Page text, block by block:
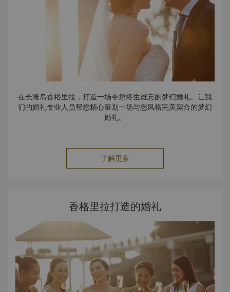
在长滩岛香格里拉，打造一场令您终生难忘的梦幻婚礼。让我
们的婚礼专业人员帮您精心策划一场与您风格完美契合的梦幻
婚礼。
了解更多
香格里拉打造的婚礼